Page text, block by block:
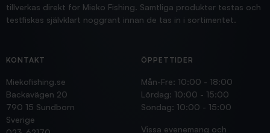
tillverkas direkt för Mieko Fishing. Samtliga produkter testas och
testfiskas självklart noggrant innan de tas in i sortimentet.
KONTAKT
Miekofishing.se
Backavägen 20
790 15 Sundborn
Sverige
ÖPPETTIDER
Mån-Fre: 10:00 - 18:00
Lördag: 10:00 - 15:00
Söndag: 10:00 - 15:00
Vissa evenemang och